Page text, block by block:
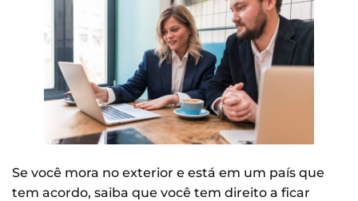
Se você mora no exterior e está em um país que
tem acordo, saiba que você tem direito a ficar